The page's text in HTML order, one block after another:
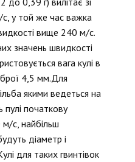
у той же час важка
вище 240 м/с.
значень швидкості
вага кулі в
4,5 мм.Для
якими ведеться на
пулі початкову
с, найбільш
діаметр і
для таких гвинтівок